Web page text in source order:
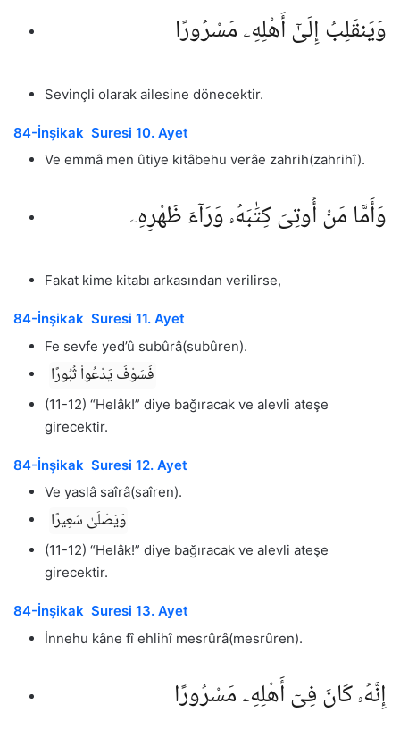
وَيَنقَلِبُ إِلَىٰٓ أَهْلِهِۦ مَسْرُورًا
Sevinçli olarak ailesine dönecektir.
84-İnşikak Suresi 10. Ayet
Ve emmâ men ûtiye kitâbehu verâe zahrih(zahrihî).
وَأَمَّا مَنْ أُوتِىَ كِتَٰبَهُۥ وَرَآءَ ظَهْرِهِۦ
Fakat kime kitabı arkasından verilirse,
84-İnşikak Suresi 11. Ayet
Fe sevfe yed’û subûrâ(subûren).
فَسَوْفَ يَدْعُوا۟ ثُبُورًا
(11-12) “Helâk!” diye bağıracak ve alevli ateşe
girecektir.
84-İnşikak Suresi 12. Ayet
Ve yaslâ saîrâ(saîren).
وَيَصْلَىٰ سَعِيرًا
(11-12) “Helâk!” diye bağıracak ve alevli ateşe
girecektir.
84-İnşikak Suresi 13. Ayet
İnnehu kâne fî ehlihî mesrûrâ(mesrûren).
إِنَّهُۥ كَانَ فِىٓ أَهْلِهِۦ مَسْرُورًا